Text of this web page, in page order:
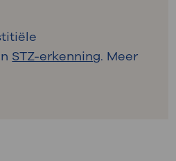
STZ-erkenning. Meer